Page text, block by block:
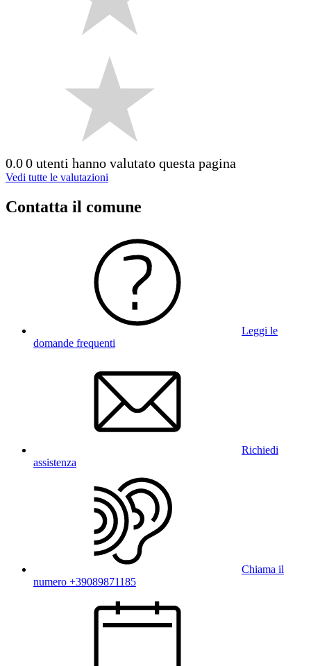
0.00 utenti hanno valutato questa pagina
Vedi tutte le valutazioni
Contatta il comune
Leggi le
domande frequenti
Richiedi
assistenza
Chiama il
numero +39089871185